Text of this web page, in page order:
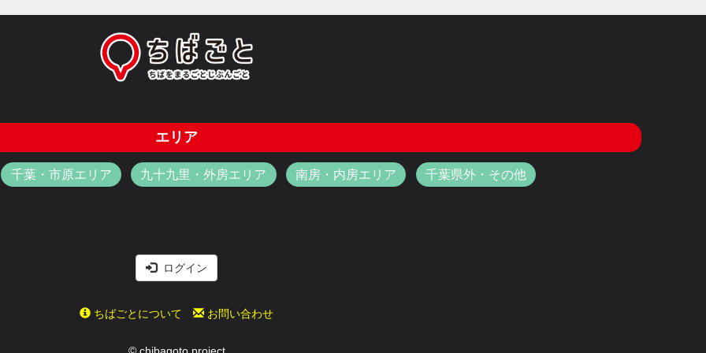
エリア
千葉・市原エリア 九十九里・外房エリア 南房・内房エリア 千葉県外・その他
ログイン
ちばごとについて お問い合わせ